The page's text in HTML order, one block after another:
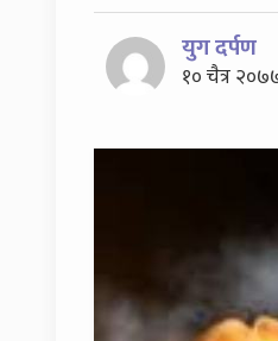
युग दर्पण
१० चैत्र